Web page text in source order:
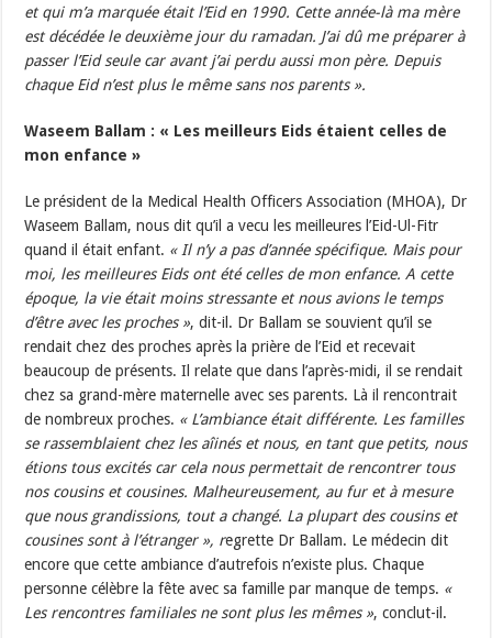
et qui m’a marquée était l’Eid en 1990. Cette année-là ma mère
est décédée le deuxième jour du ramadan. J’ai dû me préparer à
passer l’Eid seule car avant j’ai perdu aussi mon père. Depuis
chaque Eid n’est plus le même sans nos parents ».
Waseem Ballam : « Les meilleurs Eids étaient celles de
mon enfance »
Le président de la Medical Health Officers Association (MHOA), Dr
Waseem Ballam, nous dit qu’il a vecu les meilleures l’Eid-Ul-Fitr
quand il était enfant. « Il n’y a pas d’année spécifique. Mais pour
moi, les meilleures Eids ont été celles de mon enfance. A cette
époque, la vie était moins stressante et nous avions le temps
d’être avec les proches », dit-il. Dr Ballam se souvient qu’il se
rendait chez des proches après la prière de l’Eid et recevait
beaucoup de présents. Il relate que dans l’après-midi, il se rendait
chez sa grand-mère maternelle avec ses parents. Là il rencontrait
de nombreux proches. « L’ambiance était différente. Les familles
se rassemblaient chez les aîinés et nous, en tant que petits, nous
étions tous excités car cela nous permettait de rencontrer tous
nos cousins et cousines. Malheureusement, au fur et à mesure
que nous grandissions, tout a changé. La plupart des cousins et
cousines sont à l’étranger », regrette Dr Ballam. Le médecin dit
encore que cette ambiance d’autrefois n’existe plus. Chaque
personne célèbre la fête avec sa famille par manque de temps. «
Les rencontres familiales ne sont plus les mêmes », conclut-il.